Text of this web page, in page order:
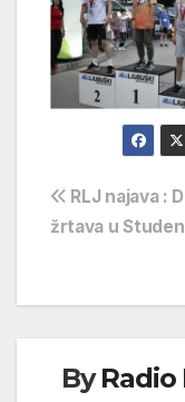
RLJ najava :
žrtava u
By